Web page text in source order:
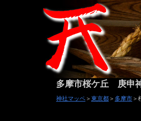
多摩市桜ケ丘 庚申
神社マッペ ＞ 東京都 ＞ 多摩市 ＞